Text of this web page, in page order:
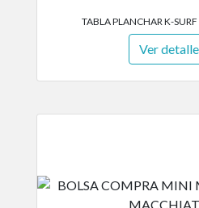
TABLA PLANCHAR K-
Ver detalle